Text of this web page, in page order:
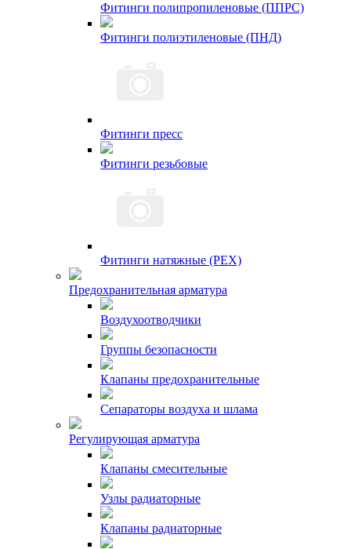
Фитинги полипропиленовые (ППРС)
Фитинги полиэтиленовые (ПНД)
Фитинги пресс
Фитинги резьбовые
Фитинги натяжные (PEX)
Предохранительная арматура
Воздухоотводчики
Группы безопасности
Клапаны предохранительные
Сепараторы воздуха и шлама
Регулирующая арматура
Клапаны смесительные
Узлы радиаторные
Клапаны радиаторные